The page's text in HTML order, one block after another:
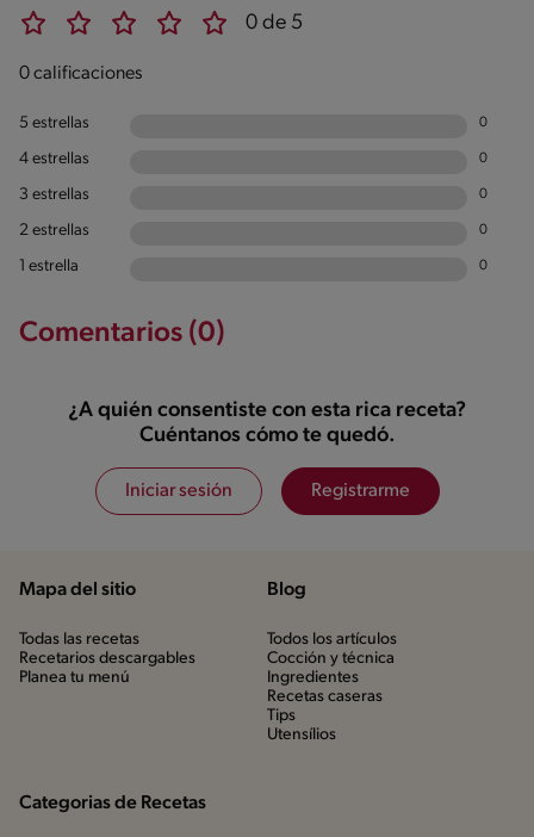
0 de 5
0 calificaciones
5 estrellas 0
4 estrellas 0
3 estrellas 0
2 estrellas 0
1 estrella 0
Comentarios (0)
¿A quién consentiste con esta rica receta?
Cuéntanos cómo te quedó.
Iniciar sesión Registrarme
Mapa del sitio
Todas las recetas
Recetarios descargables
Planea tu menú
Blog
Todos los artículos
Cocción y técnica
Ingredientes
Recetas caseras
Tips
Utensílios
Categorias de Recetas